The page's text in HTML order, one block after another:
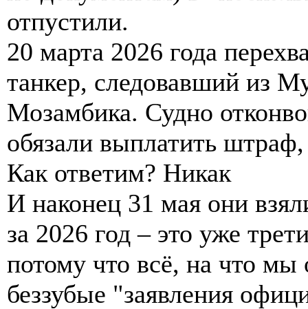
отпустили.
20 марта 2026 года
танкер, следовавший из
Мозамбика. Судно
обязали выплатить
Как ответим? Никак
И наконец 31 мая они
за 2026 год – это уже
потому что всё, на что мы
беззубые "заявления